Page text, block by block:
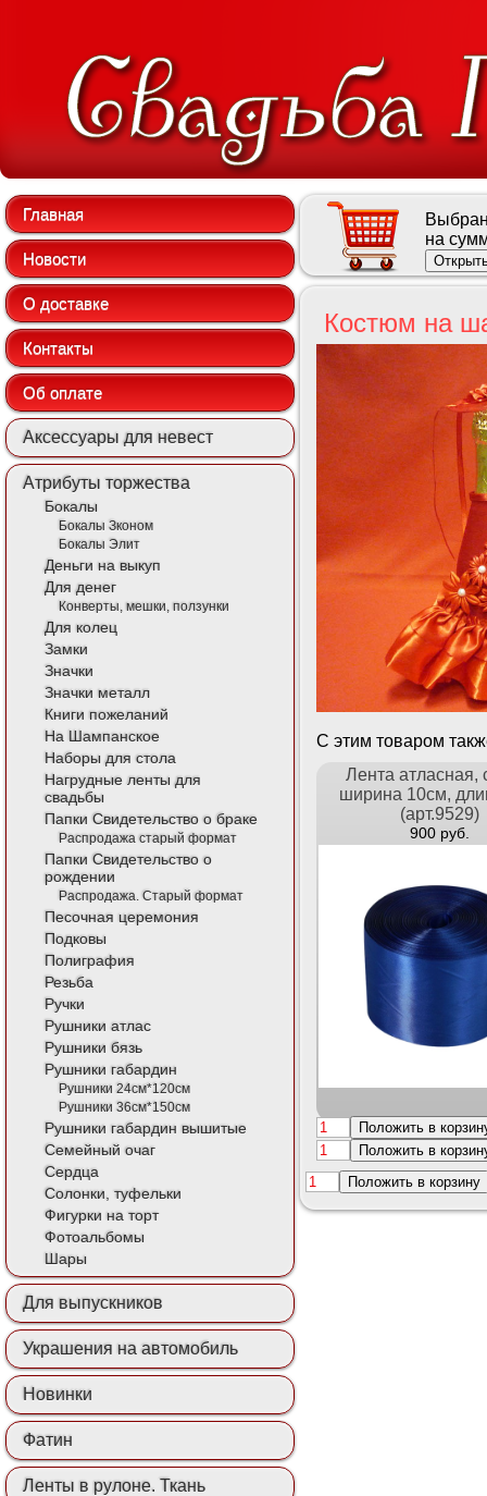
Главная
Новости
О доставке
Контакты
Об оплате
Аксессуары для невест
Атрибуты торжества
Бокалы
Бокалы Зконом
Бокалы Элит
Деньги на выкуп
Для денег
Конверты, мешки, ползунки
Для колец
Замки
Значки
Значки металл
Книги пожеланий
На Шампанское
Наборы для стола
Нагрудные ленты для
свадьбы
Папки Свидетельство о браке
Распродажа старый формат
Папки Свидетельство о
рождении
Распродажа. Старый формат
Песочная церемония
Подковы
Полиграфия
Резьба
Ручки
Рушники атлас
Рушники бязь
Рушники габардин
Рушники 24см*120см
Рушники 36см*150см
Рушники габардин вышитые
Семейный очаг
Сердца
Солонки, туфельки
Фигурки на торт
Фотоальбомы
Шары
Для выпускников
Украшения на автомобиль
Новинки
Фатин
Ленты в рулоне. Ткань
на
Костюм на
С этим товаром
Лента атласная,
ширина 10см,
(арт.9529)
900 руб.
Положить в
Положить в
Положить в корзину